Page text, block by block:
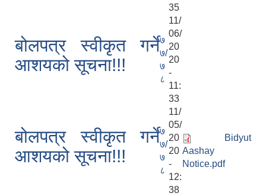
35
बोलपत्र स्वीकृत गर्ने
आशयको सूचना!!!
७
७/
७
८
11/
06/
20
20
-
11:
33
बोलपत्र स्वीकृत गर्ने
आशयको सूचना!!!
७
७/
७
८
11/
05/
20
20
-
12:
38
Bidyut
Aashay
Notice.pdf